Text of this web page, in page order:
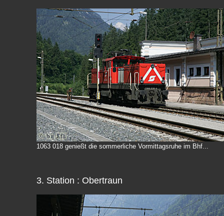
1063 018 genießt die sommerliche Vormittagsruhe im Bhf...
3. Station : Obertraun